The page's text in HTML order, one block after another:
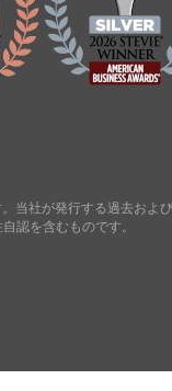
当社が発行する過去およ
認を含むものです。